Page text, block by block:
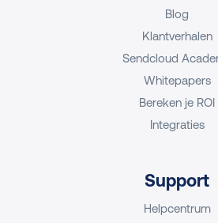
Blog
Klantverhalen
Sendcloud
Whitepapers
Bereken je ROI
Integraties
Support
Helpcentrum